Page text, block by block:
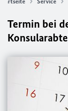
Termin bei